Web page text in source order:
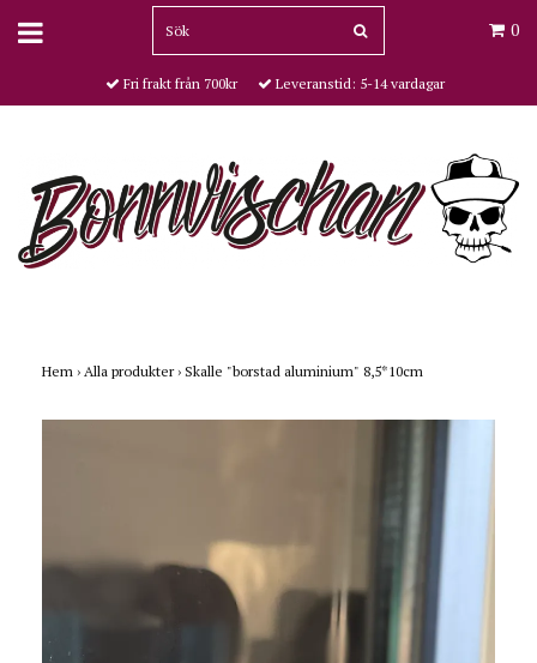
0
Fri frakt från 700kr Leveranstid: 5-14 vardagar
Hem › Alla produkter › Skalle "borstad aluminium" 8,5*10cm